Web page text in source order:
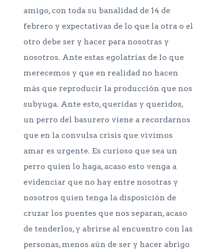
amigo, con toda su banalidad de 14 de
febrero y expectativas de lo que la otra o el
otro debe ser y hacer para nosotras y
nosotros. Ante estas egolatrías de lo que
merecemos y que en realidad no hacen
más que reproducir la producción que nos
subyuga. Ante esto, queridas y queridos,
un perro del basurero viene a recordarnos
que en la convulsa crisis que vivimos
amar es urgente. Es curioso que sea un
perro quien lo haga, acaso esto venga a
evidenciar que no hay entre nosotras y
nosotros quien tenga la disposición de
cruzar los puentes que nos separan, acaso
de tenderlos, y abrirse al encuentro con las
personas, menos aún de ser y hacer abrigo